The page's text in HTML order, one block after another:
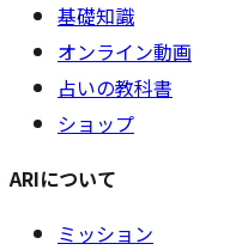
基礎知識
オンライン動画
占いの教科書
ショップ
ARIについて
ミッション